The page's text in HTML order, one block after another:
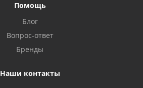
Помощь
Блог
Вопрос-ответ
Бренды
Наши контакты